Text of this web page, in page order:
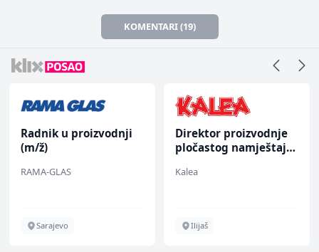
KOMENTARI (19)
Radnik u proizvodnji
(m/ž)
RAMA-GLAS
Sarajevo
Direktor proizvodnje
pločastog namještaja
Kalea
Ilijaš